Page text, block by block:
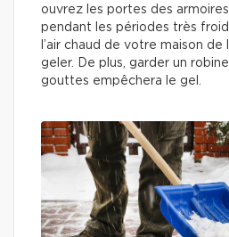
ouvrez les portes des
pendant les périodes très
l’air chaud de votre maison
geler. De plus, garder un
gouttes empêchera le gel.